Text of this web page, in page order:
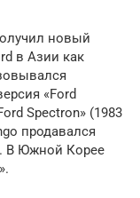
новый
в Азии как
«Ford
Spectron» (1983
продавался
В Южной Корее